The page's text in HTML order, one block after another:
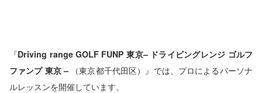
『Driving range GOLF FUNP 東京– ドライビングレンジ ゴルフ
ファンプ 東京 – （東京都千代田区）』では、プロによるパーソナ
ルレッスンを開催しています。